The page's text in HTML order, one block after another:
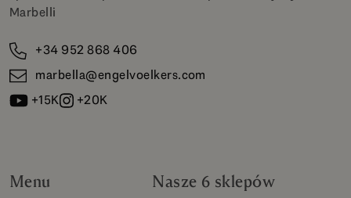
Marbelli
+34 952 868 406
marbella@engelvoelkers.com
+15K
+20K
Menu Nasze 6 sklepów